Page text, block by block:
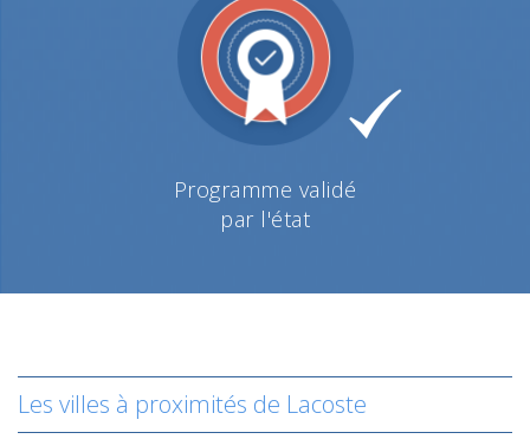
Programme validé
par l'état
Les villes à proximités de Lacoste